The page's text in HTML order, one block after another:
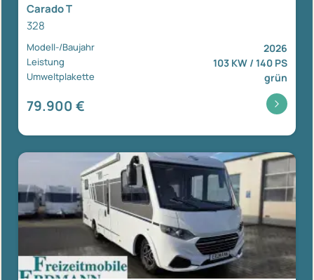
Carado T
328
Modell-/Baujahr 2026
Leistung 103 KW / 140 PS
Umweltplakette grün
79.900 €